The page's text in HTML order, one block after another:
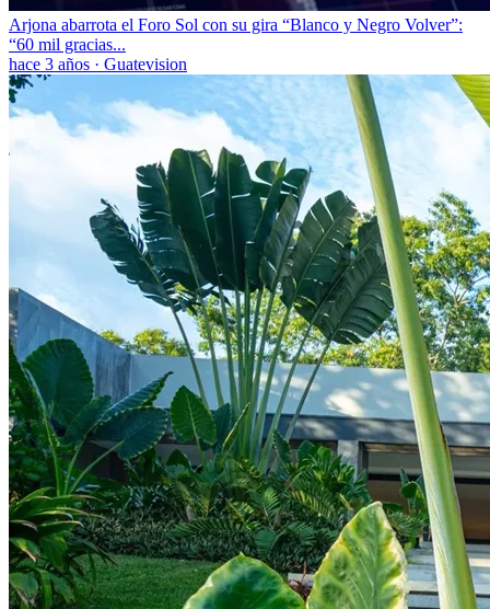
Arjona abarrota el Foro Sol con su gira “Blanco y Negro Volver”:
“60 mil gracias...
hace 3 años · Guatevision